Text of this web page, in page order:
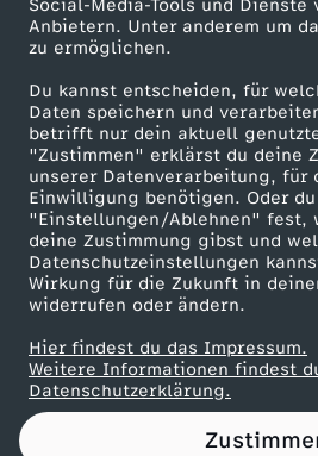
Social-Media-Tools und Dienste
Anbietern. Unter anderem um
zu ermöglichen.
Du kannst entscheiden, für
Daten speichern und
betrifft nur dein aktuell
"Zustimmen" erklärst du deine
unserer Datenverarbeitung, für
Einwilligung benötigen. Oder
"Einstellungen/Ablehnen" fest,
deine Zustimmung gibst und
Datenschutzeinstellungen
Wirkung für die Zukunft in
widerrufen oder ändern.
Hier findest du das Impressum.
Weitere Informationen findest
Datenschutzerklärung.
n
i
s
t
e
r
r
a
Karriere
ZDF goes Schule
Werbefernsehen
Mainzelmännchen
Partner